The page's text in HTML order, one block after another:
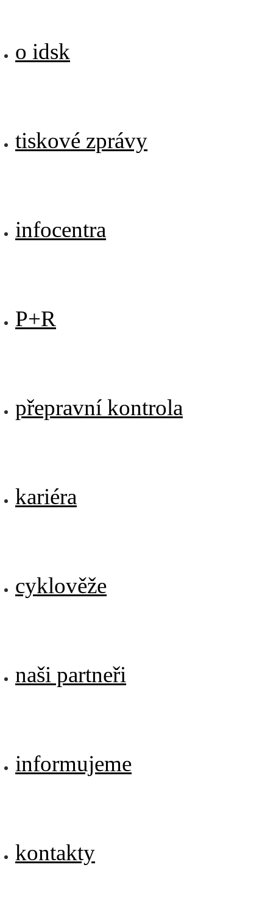
o idsk
tiskové zprávy
infocentra
P+R
přepravní kontrola
kariéra
cyklověže
naši partneři
informujeme
kontakty